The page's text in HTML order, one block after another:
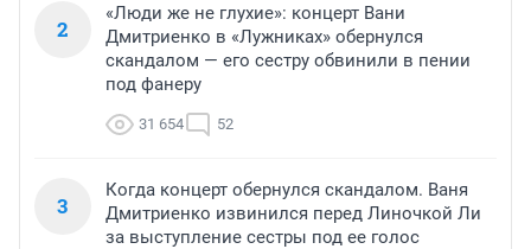
2
«Люди же не глухие»: концерт Вани
Дмитриенко в «Лужниках» обернулся
скандалом — его сестру обвинили в пении
под фанеру
31 654 52
3
Когда концерт обернулся скандалом. Ваня
Дмитриенко извинился перед Линочкой Ли
за выступление сестры под ее голос